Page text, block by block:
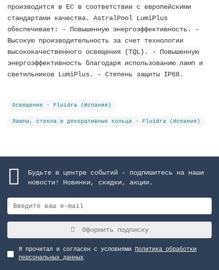
производится в ЕС в соответствии с европейскими
стандартами качества. AstralPool LumiPlus
обеспечивает: - Повышенную энергоэффективность. -
Высокую производительность за счет технологии
высококачественного освещения (TQL). - Повышенную
энергоэффективность благодаря использованию ламп и
светильников LumiPlus. - Степень защиты IP68.
Освещение - Fluidra (Испания)
Лампы, стекла и декоративные кольца - Fluidra (Испания)
Будьте в центре событий - подпишитесь на наши
новости! Новинки, скидки, акции.
Оформить подписку
Я прочитал и согласен с условиями Политика обработки
персональных данных